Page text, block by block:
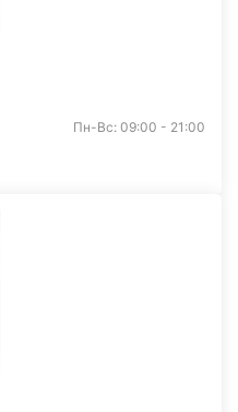
Пн-Вс: 09:00 - 21:00